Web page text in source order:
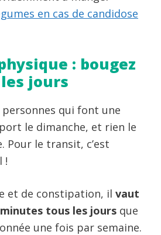
en cas de candidose
: bougez
jours
personnes qui font une
le dimanche, et rien le
Pour le transit, c’est
!
et de constipation, il vaut
tous les jours que
une fois par semaine.